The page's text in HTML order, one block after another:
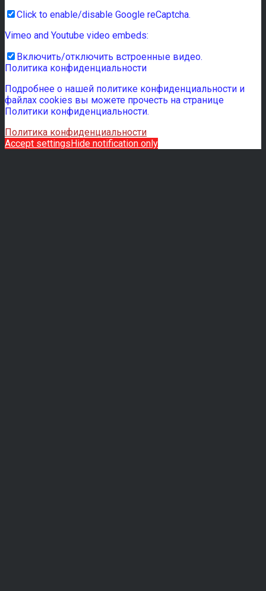
Click to enable/disable Google reCaptcha.
Vimeo and Youtube video embeds:
Включить/отключить встроенные видео.
Политика конфиденциальности
Подробнее о нашей политике конфиденциальности и
файлах cookies вы можете прочесть на странице
Политики конфиденциальности.
Политика конфиденциальности
Accept settings Hide notification only